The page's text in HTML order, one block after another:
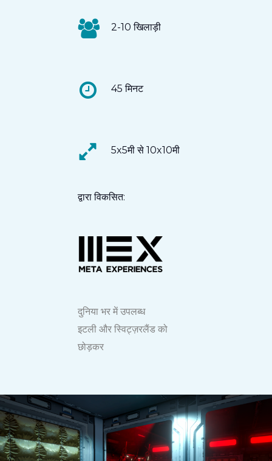
2-10 खिलाड़ी
45 मिनट
5x5मी से 10x10मी
द्वारा विकसित:
दुनिया भर में उपलब्ध
इटली और स्विट्ज़रलैंड को
छोड़कर